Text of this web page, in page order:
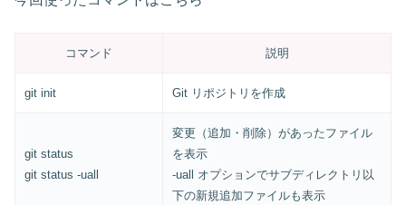
コマンド 説明
git init Git リポジトリを作成
git status
git status -uall
変更（追加・削除）があったファイル
を表示
-uall オプションでサブディレクトリ以
下の新規追加ファイルも表示